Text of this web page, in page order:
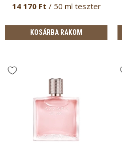
14 170 Ft / 50 ml teszter
KOSÁRBA RAKOM